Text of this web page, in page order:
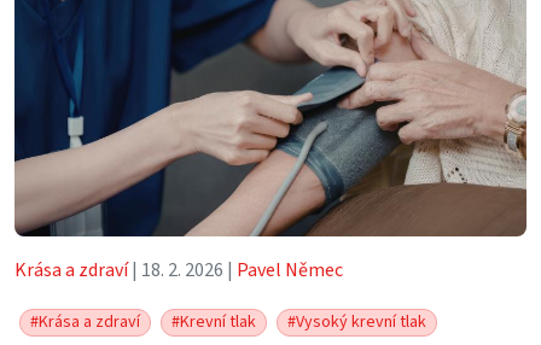
Krása a zdraví| 18. 2. 2026 | Pavel Němec
#Krása a zdraví #Krevní tlak
#Vysoký krevní tlak